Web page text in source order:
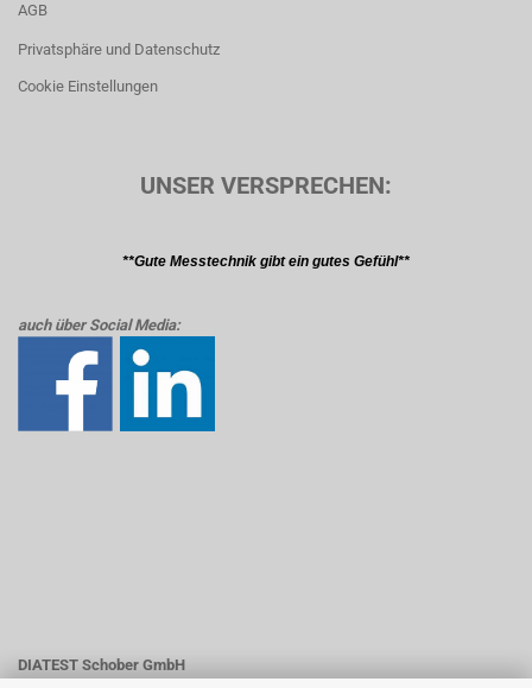
AGB
Privatsphäre und Datenschutz
Cookie Einstellungen
UNSER VERSPRECHEN:
**Gute Messtechnik gibt ein gutes Gefühl**
auch über Social Media:
DIATEST Schober GmbH